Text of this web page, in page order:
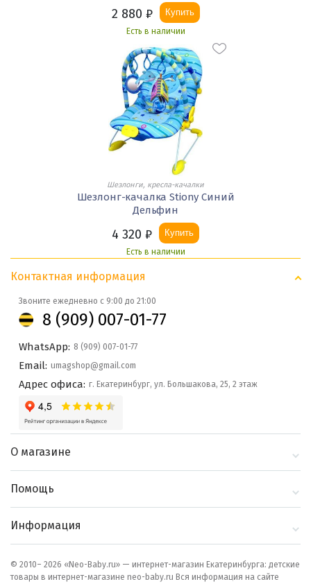
2 880 ₽ Купить
Есть в наличии
Шезлонги, кресла-качалки
Шезлонг-качалка Stiony Синий
Дельфин
4 320 ₽ Купить
Есть в наличии
Контактная информация
Звоните ежедневно с 9:00 до 21:00
8 (909) 007-01-77
WhatsApp: 8 (909) 007-01-77
Email: umagshop@gmail.com
Адрес офиса: г. Екатеринбург, ул. Большакова, 25, 2 этаж
О магазине
Блог
Помощь
Как сделать заказ
Информация
© 2010– 2026 «Neo-Baby.ru» — интернет-магазин Екатеринбурга: детские
товары в интернет-магазине neo-baby.ru Вся информация на сайте